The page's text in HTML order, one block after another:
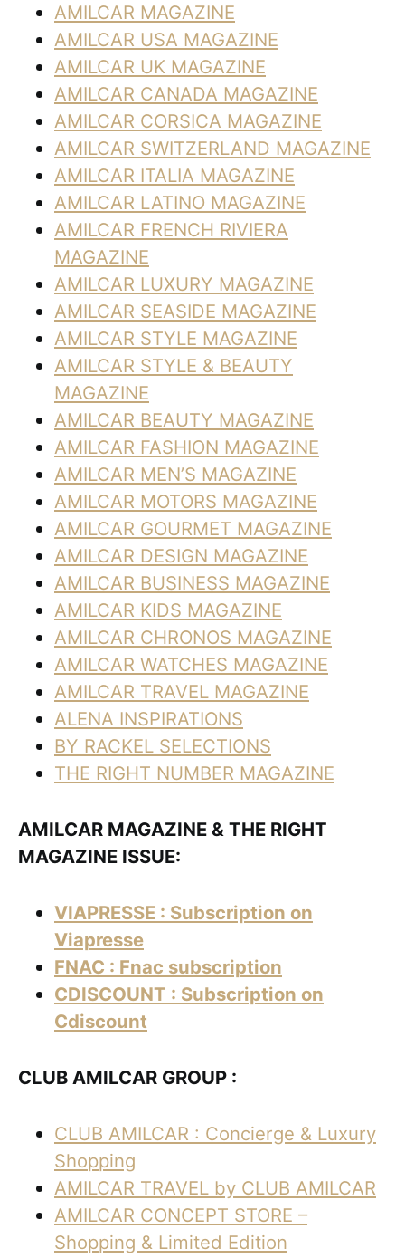
AMILCAR MAGAZINE
AMILCAR USA MAGAZINE
AMILCAR UK MAGAZINE
AMILCAR CANADA MAGAZINE
AMILCAR CORSICA MAGAZINE
AMILCAR SWITZERLAND MAGAZINE
AMILCAR ITALIA MAGAZINE
AMILCAR LATINO MAGAZINE
AMILCAR FRENCH RIVIERA
MAGAZINE
AMILCAR LUXURY MAGAZINE
AMILCAR SEASIDE MAGAZINE
AMILCAR STYLE MAGAZINE
AMILCAR STYLE & BEAUTY
MAGAZINE
AMILCAR BEAUTY MAGAZINE
AMILCAR FASHION MAGAZINE
AMILCAR MEN’S MAGAZINE
AMILCAR MOTORS MAGAZINE
AMILCAR GOURMET MAGAZINE
AMILCAR DESIGN MAGAZINE
AMILCAR BUSINESS MAGAZINE
AMILCAR KIDS MAGAZINE
AMILCAR CHRONOS MAGAZINE
AMILCAR WATCHES MAGAZINE
AMILCAR TRAVEL MAGAZINE
ALENA INSPIRATIONS
BY RACKEL SELECTIONS
THE RIGHT NUMBER MAGAZINE
AMILCAR MAGAZINE & THE RIGHT
MAGAZINE ISSUE:
VIAPRESSE : Subscription on
Viapresse
FNAC : Fnac subscription
CDISCOUNT : Subscription on
Cdiscount
CLUB AMILCAR GROUP :
CLUB AMILCAR : Concierge & Luxury
Shopping
AMILCAR TRAVEL by CLUB AMILCAR
AMILCAR CONCEPT STORE –
Shopping & Limited Edition